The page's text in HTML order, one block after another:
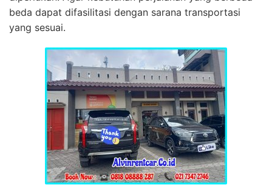
beda dapat difasilitasi dengan sarana transportasi
yang sesuai.